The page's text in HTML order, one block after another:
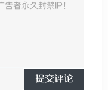
提交评论